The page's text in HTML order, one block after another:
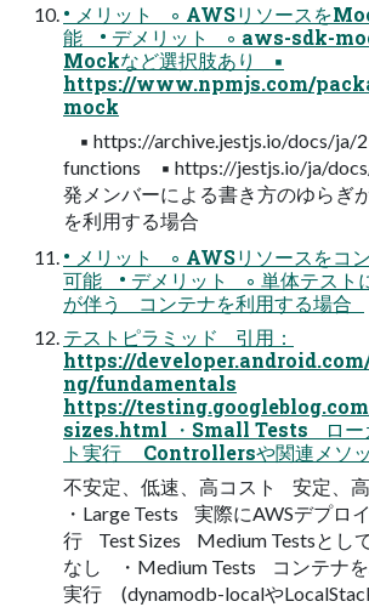
• メリット ◦ AWSリソースを
能 • デメリット ◦ aws-sdk-
Mockなど選択肢あり ▪
https://www.npmjs.com/
mock
▪ https://archive.jestjs.io/docs/ja/
functions ▪ https://jestjs.io/ja/
発メンバーによる書き方のゆら
を利用する場合
• メリット ◦ AWSリソースをコ
可能 • デメリット ◦ 単体テスト
が伴う コンテナを利用する場合
テストピラミッド 引用：
https://
ng/fundamentals
https://
sizes.html ・Small Tests ロー
ト実行 Controllersや関連メソ
不安定、低速、高コスト 安定、
・Large Tests 実際にAWSデプロ
行 Test Sizes Medium Testsとし
なし ・Medium Tests コンテナを
実行 (dynamodb-localや